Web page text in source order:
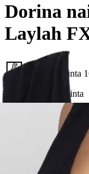
Dorina
Laylah
Alennettu hinta
Asiakasomistajahinta
Hinta ilman S-
Normaalihinta:
31,90 €
30 pv alin hinta:
31,90